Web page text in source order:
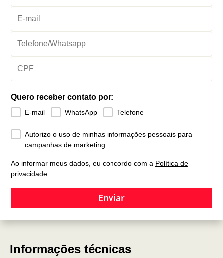
Quero receber contato por:
E-mail WhatsApp Telefone
Autorizo o uso de minhas informações pessoais para
campanhas de marketing.
Ao informar meus dados, eu concordo com a Política de
privacidade.
Enviar
Informações técnicas